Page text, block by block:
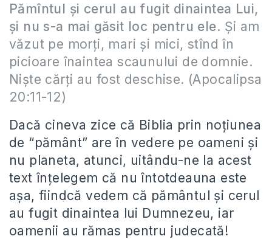
Pămîntul şi cerul au fugit dinaintea Lui,
şi nu s-a mai găsit loc pentru ele. Şi am
văzut pe morţi, mari şi mici, stînd în
picioare înaintea scaunului de domnie.
Nişte cărţi au fost deschise. (Apocalipsa
20:11-12)
Dacă cineva zice că Biblia prin noțiunea
de “pământ” are în vedere pe oameni și
nu planeta, atunci, uitându-ne la acest
text înțelegem că nu întotdeauna este
așa, fiindcă vedem că pământul și cerul
au fugit dinaintea lui Dumnezeu, iar
oamenii au rămas pentru judecată!